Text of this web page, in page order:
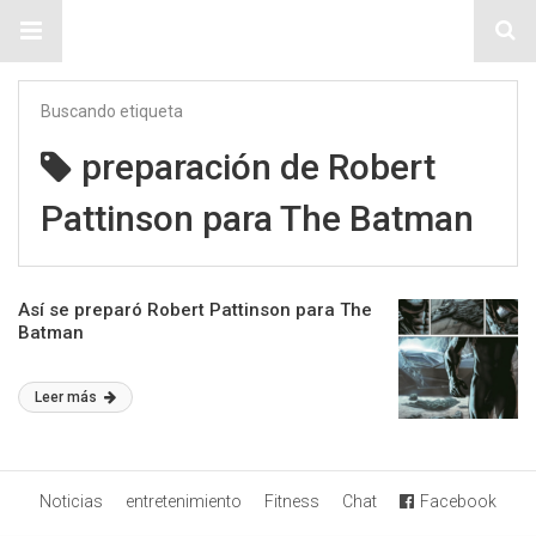
Buscando etiqueta
preparación de Robert
Pattinson para The Batman
Así se preparó Robert Pattinson para The
Batman
Leer más
Noticias entretenimiento Fitness Chat Facebook